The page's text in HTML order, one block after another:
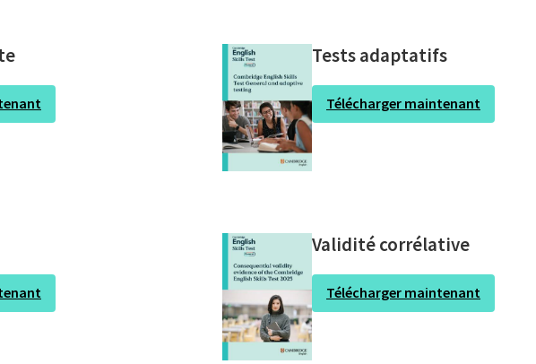
Tests adaptatifs
Télécharger maintenant
Validité corrélative
Télécharger maintenant